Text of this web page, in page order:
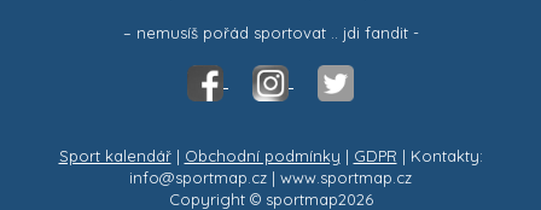
– nemusíš pořád sportovat .. jdi fandit -
Sport kalendář| Obchodní podmínky | GDPR | Kontakty:
info@sportmap.cz | www.sportmap.cz
Copyright © sportmap2026